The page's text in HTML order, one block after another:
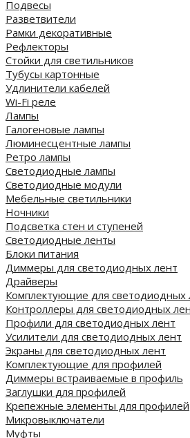
Подвесы
Разветвители
Рамки декоративные
Рефлекторы
Стойки для светильников
Тубусы картонные
Удлинители кабелей
Wi-Fi реле
Лампы
Галогеновые лампы
Люминесцентные лампы
Ретро лампы
Светодиодные лампы
Светодиодные модули
Мебельные светильники
Ночники
Подсветка стен и ступеней
Светодиодные ленты
Блоки питания
Диммеры для светодиодных лент
Драйверы
Комплектующие для светодиодных
Контроллеры для светодиодных
Профили для светодиодных лент
Усилители для светодиодных лент
Экраны для светодиодных лент
Комплектующие для профилей
Диммеры встраиваемые в профиль
Заглушки для профилей
Крепежные элементы для профилей
Микровыключатели
Муфты